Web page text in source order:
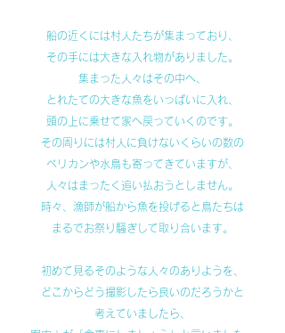
船の近くには村人たちが集まっており、
その手には大きな入れ物がありました。
集まった人々はその中へ、
とれたての大きな魚をいっぱいに入れ、
頭の上に乗せて家へ戻っていくのです。
その周りには村人に負けないくらいの数の
ペリカンや水鳥も寄ってきていますが、
人々はまったく追い払おうとしません。
時々、漁師が船から魚を投げると鳥たちは
まるでお祭り騒ぎして取り合います。
初めて見るそのような人々のありようを、
どこからどう撮影したら良いのだろうかと
考えていましたら、